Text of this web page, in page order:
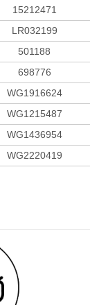
15212471
LR032199
501188
698776
WG1916624
WG1215487
WG1436954
WG2220419